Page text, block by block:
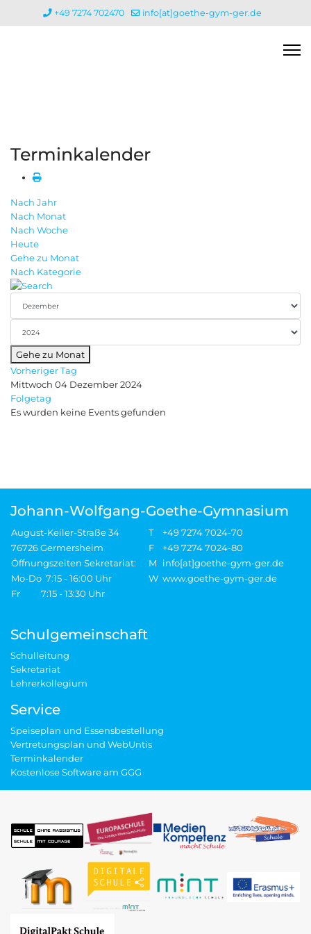
+49 7274 702470 info[at]goethe-gym-ger.de
Terminkalender
Nach Jahr
Nach Monat
Nach Woche
Heute
Gehe zu Monat
Nach Kategorie
Gehe zu Monat
Vorheriger Tag
Mittwoch 04 Dezember 2024
Folgetag
Es wurden keine Events gefunden
Johann-Wolfgang-Goethe-Gymnasium
August-Keiler-Straße 34 T
+49 7274 7024-70
76726 Germersheim
F
+49 7274 7024-80
Öffnungszeiten Sekretariat:
M
info[at]goethe-gym-ger.de
Mo-Do 7:15 - 16:00 Uhr
W www.goethe-gym-ger.de
Fr 7:15 - 13:30 Uhr
Schulgemeinschaft
Schulleitung
Sekretariat
Lehrerkollegium
Service
Speiseplan und Essensbestellung
Vertretungsplan und WebUntis
Terminkalender
Kostenlose Software am GGG